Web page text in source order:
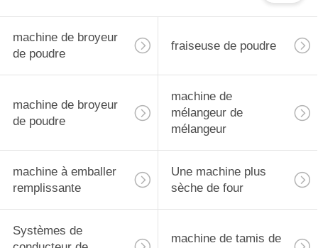
machine de broyeur
de poudre
fraiseuse de poudre
machine de broyeur
de poudre
machine de
mélangeur de
mélangeur
machine à emballer
remplissante
Une machine plus
sèche de four
Systèmes de
machine de tamis de